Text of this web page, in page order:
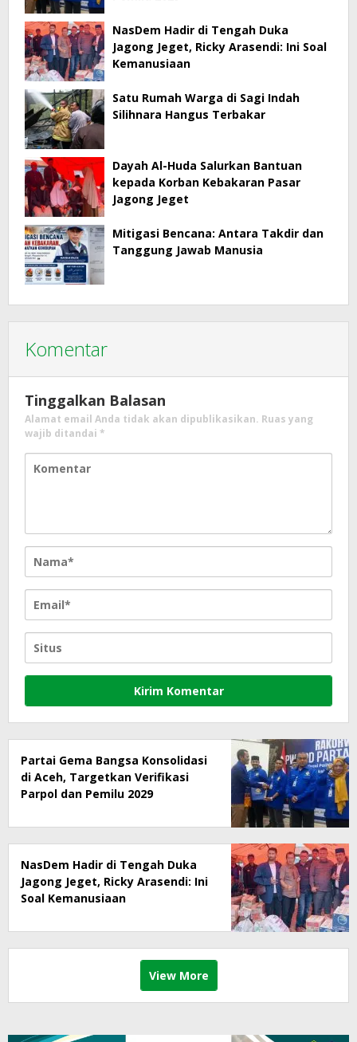
NasDem Hadir di Tengah Duka
Jagong Jeget, Ricky Arasendi: Ini Soal
Kemanusiaan
Satu Rumah Warga di Sagi Indah
Silihnara Hangus Terbakar
Dayah Al-Huda Salurkan Bantuan
kepada Korban Kebakaran Pasar
Jagong Jeget
Mitigasi Bencana: Antara Takdir dan
Tanggung Jawab Manusia
Komentar
Tinggalkan Balasan
Alamat email Anda tidak akan dipublikasikan. Ruas yang
wajib ditandai *
Partai Gema Bangsa Konsolidasi
di Aceh, Targetkan Verifikasi
Parpol dan Pemilu 2029
NasDem Hadir di Tengah Duka
Jagong Jeget, Ricky Arasendi: Ini
Soal Kemanusiaan
View More